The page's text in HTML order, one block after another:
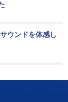
ウンドを体感し